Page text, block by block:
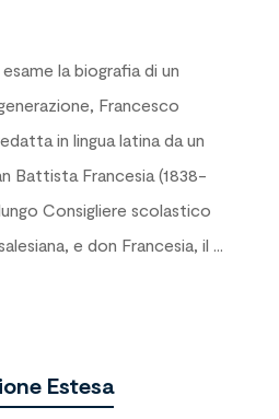
la biografia di un
Francesco
in lingua latina da un
Battista Francesia (1838-
Consigliere scolastico
e don Francesia, il ...
Estesa